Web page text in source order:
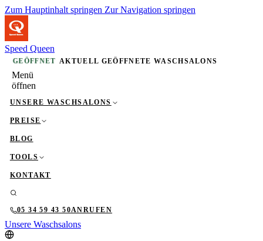
Zum Hauptinhalt springen Zur Navigation springen
Speed Queen
GEÖFFNET AKTUELL GEÖFFNETE WASCHSALONS
Menü
öffnen
UNSERE WASCHSALONS
PREISE
BLOG
TOOLS
KONTAKT
05 34 59 43 50ANRUFEN
Unsere Waschsalons